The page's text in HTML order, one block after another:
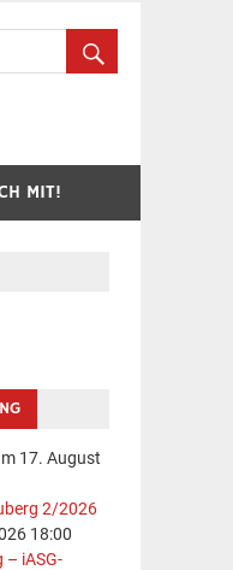
MIT!
17. August
2/2026
18:00
iASG-